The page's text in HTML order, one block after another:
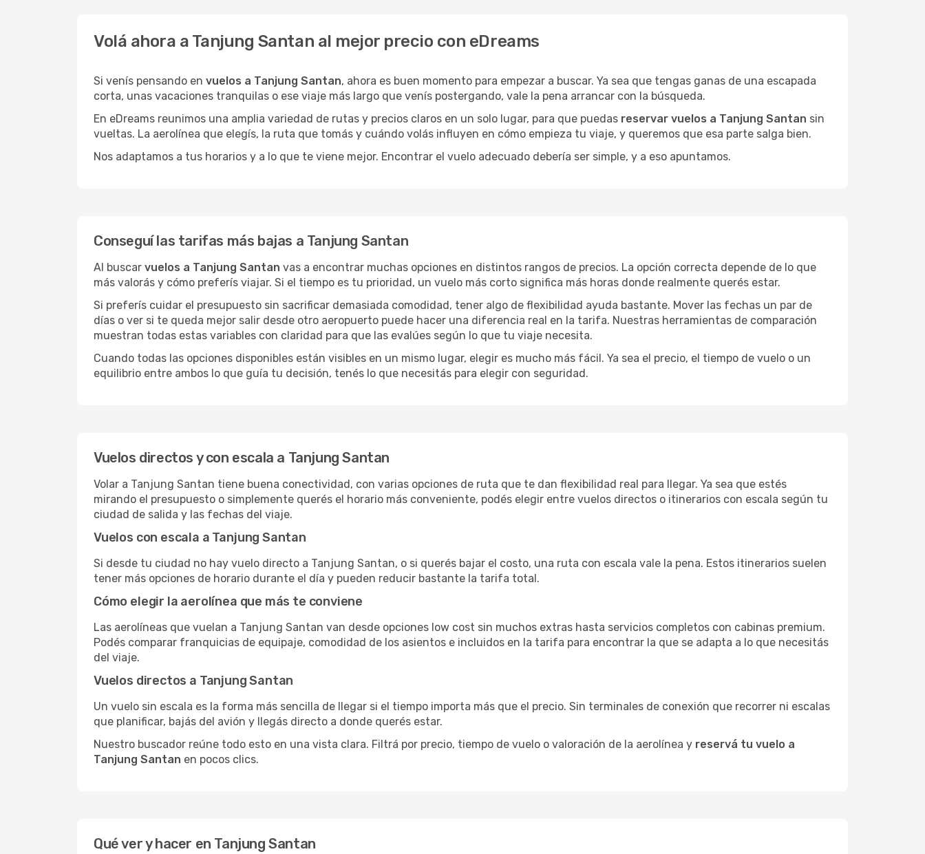
Volá ahora a Tanjung Santan al mejor precio con eDreams
Si venís pensando en vuelos a Tanjung Santan, ahora es buen momento para empezar a buscar. Ya sea que tengas ganas de una escapada
corta, unas vacaciones tranquilas o ese viaje más largo que venís postergando, vale la pena arrancar con la búsqueda.
En eDreams reunimos una amplia variedad de rutas y precios claros en un solo lugar, para que puedas reservar vuelos a Tanjung Santan sin
vueltas. La aerolínea que elegís, la ruta que tomás y cuándo volás influyen en cómo empieza tu viaje, y queremos que esa parte salga bien.
Nos adaptamos a tus horarios y a lo que te viene mejor. Encontrar el vuelo adecuado debería ser simple, y a eso apuntamos.
Conseguí las tarifas más bajas a Tanjung Santan
Al buscar vuelos a Tanjung Santan vas a encontrar muchas opciones en distintos rangos de precios. La opción correcta depende de lo que
más valorás y cómo preferís viajar. Si el tiempo es tu prioridad, un vuelo más corto significa más horas donde realmente querés estar.
Si preferís cuidar el presupuesto sin sacrificar demasiada comodidad, tener algo de flexibilidad ayuda bastante. Mover las fechas un par de
días o ver si te queda mejor salir desde otro aeropuerto puede hacer una diferencia real en la tarifa. Nuestras herramientas de comparación
muestran todas estas variables con claridad para que las evalúes según lo que tu viaje necesita.
Cuando todas las opciones disponibles están visibles en un mismo lugar, elegir es mucho más fácil. Ya sea el precio, el tiempo de vuelo o un
equilibrio entre ambos lo que guía tu decisión, tenés lo que necesitás para elegir con seguridad.
Vuelos directos y con escala a Tanjung Santan
Volar a Tanjung Santan tiene buena conectividad, con varias opciones de ruta que te dan flexibilidad real para llegar. Ya sea que estés
mirando el presupuesto o simplemente querés el horario más conveniente, podés elegir entre vuelos directos o itinerarios con escala según tu
ciudad de salida y las fechas del viaje.
Vuelos con escala a Tanjung Santan
Si desde tu ciudad no hay vuelo directo a Tanjung Santan, o si querés bajar el costo, una ruta con escala vale la pena. Estos itinerarios suelen
tener más opciones de horario durante el día y pueden reducir bastante la tarifa total.
Cómo elegir la aerolínea que más te conviene
Las aerolíneas que vuelan a Tanjung Santan van desde opciones low cost sin muchos extras hasta servicios completos con cabinas premium.
Podés comparar franquicias de equipaje, comodidad de los asientos e incluidos en la tarifa para encontrar la que se adapta a lo que necesitás
del viaje.
Vuelos directos a Tanjung Santan
Un vuelo sin escala es la forma más sencilla de llegar si el tiempo importa más que el precio. Sin terminales de conexión que recorrer ni escalas
que planificar, bajás del avión y llegás directo a donde querés estar.
Nuestro buscador reúne todo esto en una vista clara. Filtrá por precio, tiempo de vuelo o valoración de la aerolínea y reservá tu vuelo a
Tanjung Santan en pocos clics.
Qué ver y hacer en Tanjung Santan